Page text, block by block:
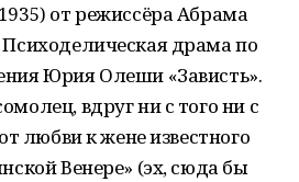
от режиссёра Абрама
драма по
Юрия Олеши «Зависть».
вдруг ни с того ни с
любви к жене известного
Венере» (эх, сюда бы